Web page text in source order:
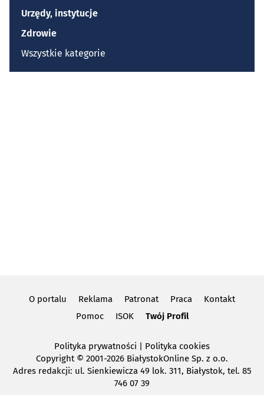
Urzędy, instytucje
Zdrowie
Wszystkie kategorie
O portalu Reklama Patronat Praca
Kontakt
Pomoc
ISOK Twój Profil
Polityka prywatności
Polityka cookies
Copyright© 2001-2026 BiałystokOnline Sp. z o.o.
Adres redakcji: ul. Sienkiewicza 49 lok. 311, Białystok, tel. 85
746 07 39